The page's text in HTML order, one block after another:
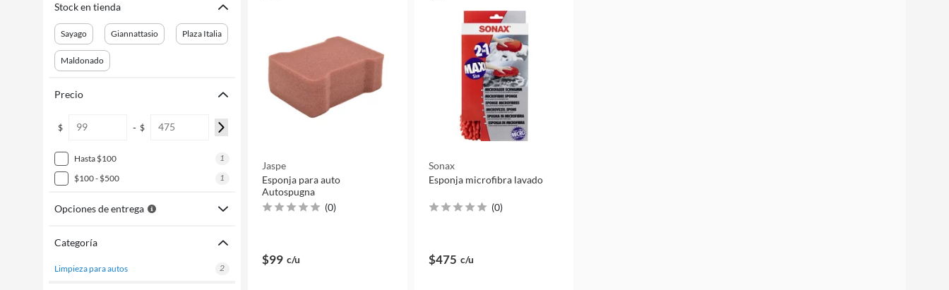
Stock en tienda
Sayago Giannattasio Plaza Italia
Maldonado
Precio
$ - $
hasta $100
1
$100 - $500
1
Opciones de entrega
Categoría
limpieza para autos 2
Jaspe
Esponja para auto
Autospugna
(0)
$99 c/u
Sonax
Esponja microfibra lavado
(0)
$475 c/u